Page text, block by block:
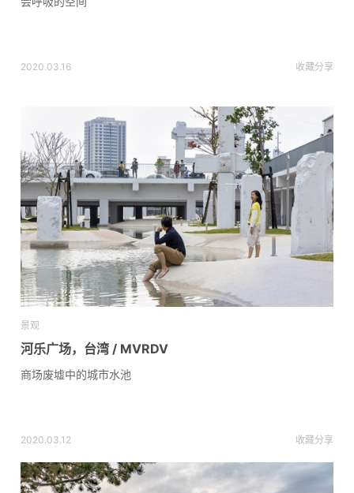
2020.03.16 收藏分享
景观
河乐广场，台湾 / MVRDV
商场废墟中的城市水池
2020.03.12 收藏分享